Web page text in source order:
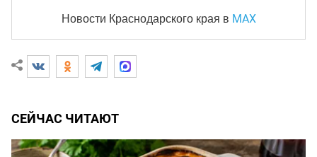
Новости Краснодарского края в MAX
СЕЙЧАС ЧИТАЮТ